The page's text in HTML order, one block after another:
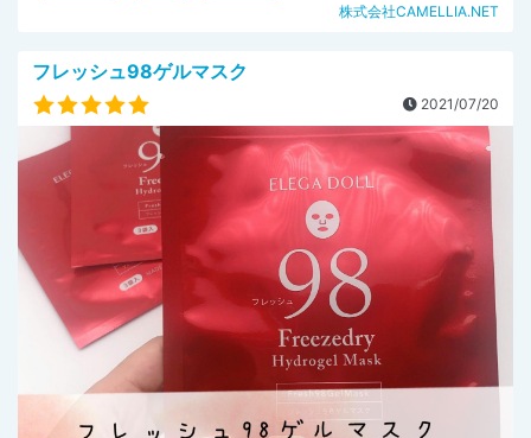
株式会社CAMELLIA.NET
フレッシュ98ゲルマスク
2021/07/20